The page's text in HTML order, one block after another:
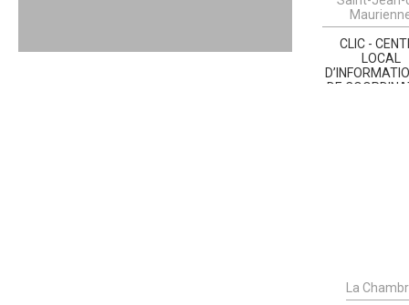
CLIC -
LOCAL
DE
La